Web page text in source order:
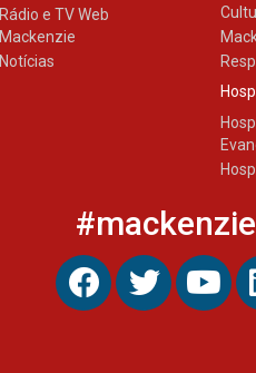
Rádio e TV Web
Mackenzie
Notícias